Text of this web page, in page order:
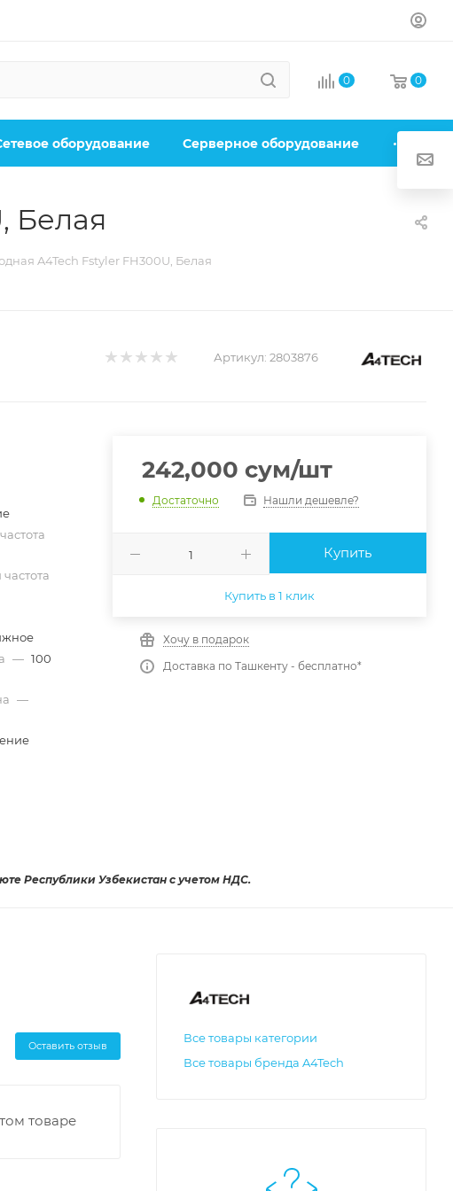
0 0
оборудование Серверное оборудование
Белая
A4Tech Fstyler FH300U, Белая
Артикул: 2803876
— 100
—
242,000 сум/шт
Достаточно Нашли дешевле?
Купить
Купить в 1 клик
Хочу в подарок
Доставка по Ташкенту - бесплатно*
Республики Узбекистан с учетом НДС.
Оставить отзыв
товаре
Все товары категории
Все товары бренда A4Tech